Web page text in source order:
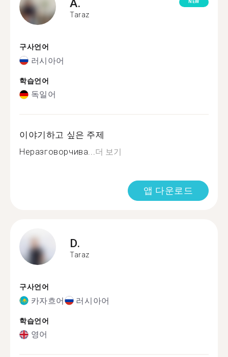
A.
Taraz
NEW
구사언어
러시아어
학습언어
독일어
이야기하고 싶은 주제
Неразговорчива...더 보기
앱 다운로드
D.
Taraz
구사언어
카자흐어 러시아어
학습언어
영어